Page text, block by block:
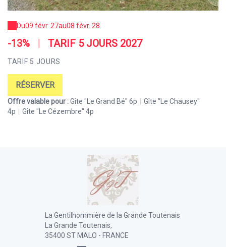
Du09 févr. 27au08 févr. 28
-13% TARIF 5 JOURS 2027
TARIF 5 JOURS
RÉSERVER
Offre valable pour :Gîte "Le Grand Bé" 6p
Gîte "Le Chausey"
4p
Gîte "Le Cézembre" 4p
La Gentilhommière de la Grande Toutenais
La Grande Toutenais,
35400 ST MALO - FRANCE